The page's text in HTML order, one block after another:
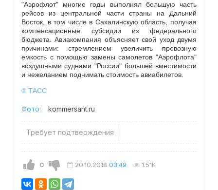
"Аэрофлот" многие годы выполнял большую часть
рейсов из центральной части страны на Дальний
Восток, в том числе в Сахалинскую область, получая
компенсационные субсидии из федерального
бюджета. Авиакомпания объясняет свой уход двумя
причинами: стремлением увеличить провозную
емкость с помощью замены самолетов "Аэрофлота"
воздушными суднами "России" большей вместимости
и нежеланием поднимать стоимость авиабилетов.
© ТАСС
Фото: kommersant.ru
Требует подтверждения
0 20.10.2018 03:49 1.51K